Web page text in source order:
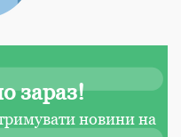
зараз!
новини на